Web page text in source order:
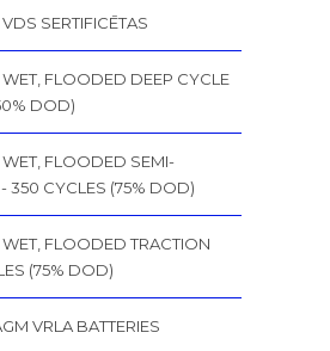
SERTIFICĒTAS
FLOODED DEEP CYCLE
DOD)
FLOODED SEMI-
350 CYCLES (75% DOD)
FLOODED TRACTION
(75% DOD)
VRLA BATTERIES